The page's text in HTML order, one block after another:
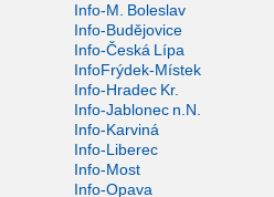
Info-M. Boleslav
Info-Budějovice
Info-Česká Lípa
InfoFrýdek-Místek
Info-Hradec Kr.
Info-Jablonec n.N.
Info-Karviná
Info-Liberec
Info-Most
Info-Opava